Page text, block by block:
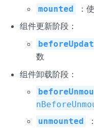
mounted ：
组件更新阶段：
数
组件卸载阶段：
unmounted